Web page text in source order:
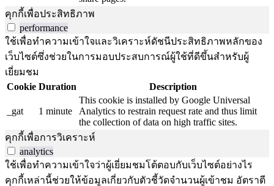
คุกกี้เพื่อประสิทธิภาพ
performance
ใช้เพื่อทำความเข้าใจและวิเคราะห์ดัชนีประสิทธิภาพหลักของ
เว็บไซต์ซึ่งช่วยในการมอบประสบการณ์ผู้ใช้ที่ดีขึ้นสำหรับผู้
เยี่ยมชม
Cookie Duration Description
_gat 1 minute
This cookie is installed by Google Universal
Analytics to restrain request rate and thus limit
the collection of data on high traffic sites.
คุกกี้เพื่อการวิเคราะห์
analytics
ใช้เพื่อทำความเข้าใจว่าผู้เยี่ยมชมโต้ตอบกับเว็บไซต์อย่างไร
คุกกี้เหล่านี้ช่วยให้ข้อมูลเกี่ยวกับตัวชี้วัดจำนวนผู้เข้าชม อัตราตี